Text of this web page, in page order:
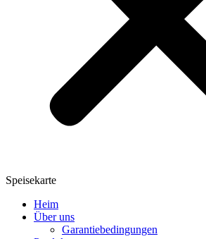
Speisekarte
Heim
Über uns
Garantiebedingungen